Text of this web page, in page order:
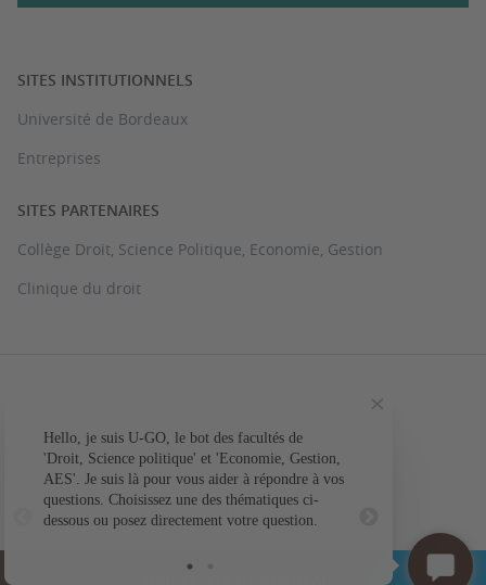
SITES INSTITUTIONNELS
Université de Bordeaux
Entreprises
SITES PARTENAIRES
Collège Droit, Science Politique, Economie, Gestion
Clinique du droit
MENTIONS LÉGALES
ACCESSIBILITÉ : NON CONFORME
GESTION DES COOKIES
Hello, je suis U-GO, le bot des facultés de
'Droit, Science politique' et 'Economie, Gestion,
AES'. Je suis là pour vous aider à répondre à vos
questions. Choisissez une des thématiques ci-
dessous ou posez directement votre question.